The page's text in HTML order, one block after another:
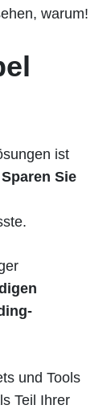
warum!
ist
Sparen Sie
und Tools
Teil Ihrer